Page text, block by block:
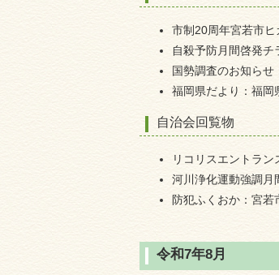
市制20周年宮若市ヒ
自殺予防月間啓発チ
国勢調査のお知らせ
福岡県だより：福岡
自治会回覧物
リコリスエントラ
河川浄化運動強調月
防犯ふくおか：宮若
令和7年8月